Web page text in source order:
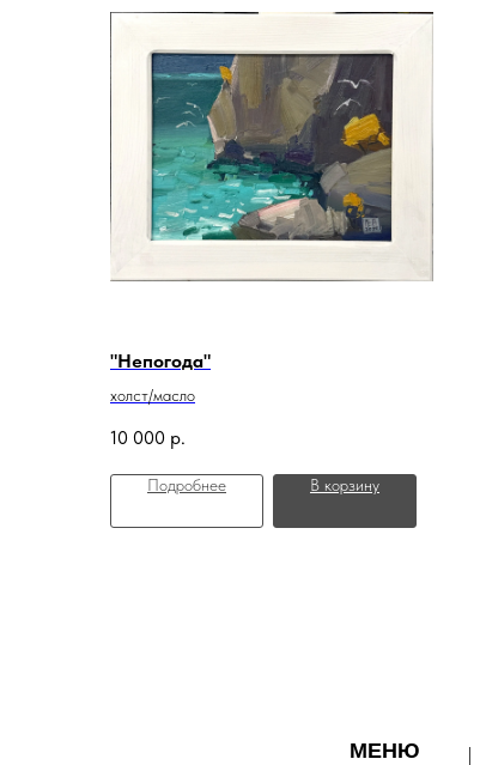
"Непогода"
холст/масло
10 000 р.
Подробнее В корзину
МЕНЮ